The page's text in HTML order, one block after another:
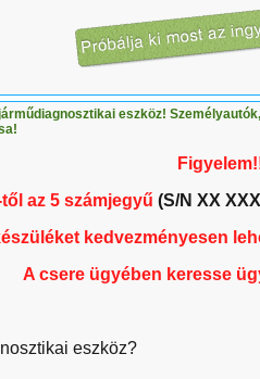
eszköz!
az 5 számjegyű (S/N XX
kedvezményesen
A csere ügyében keresse
eszköz?